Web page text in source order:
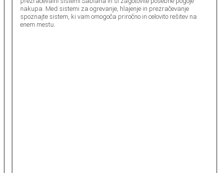
nakupa. Med sistemi za ogrevanje, hlajenje in prezračevanje
spoznajte sistem, ki vam omogoča priročno in celovito rešitev na
enem mestu.